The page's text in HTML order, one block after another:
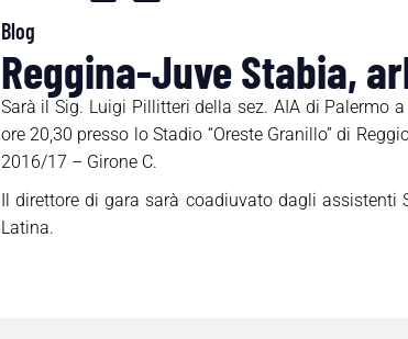
Blog
Reggina-Juve Stabia,
Sarà il Sig. Luigi Pillitteri della sez. AIA di Palermo
ore 20,30 presso lo Stadio “Oreste Granillo” di
2016/17 – Girone C.
Il direttore di gara sarà coadiuvato dagli assistenti
Latina.